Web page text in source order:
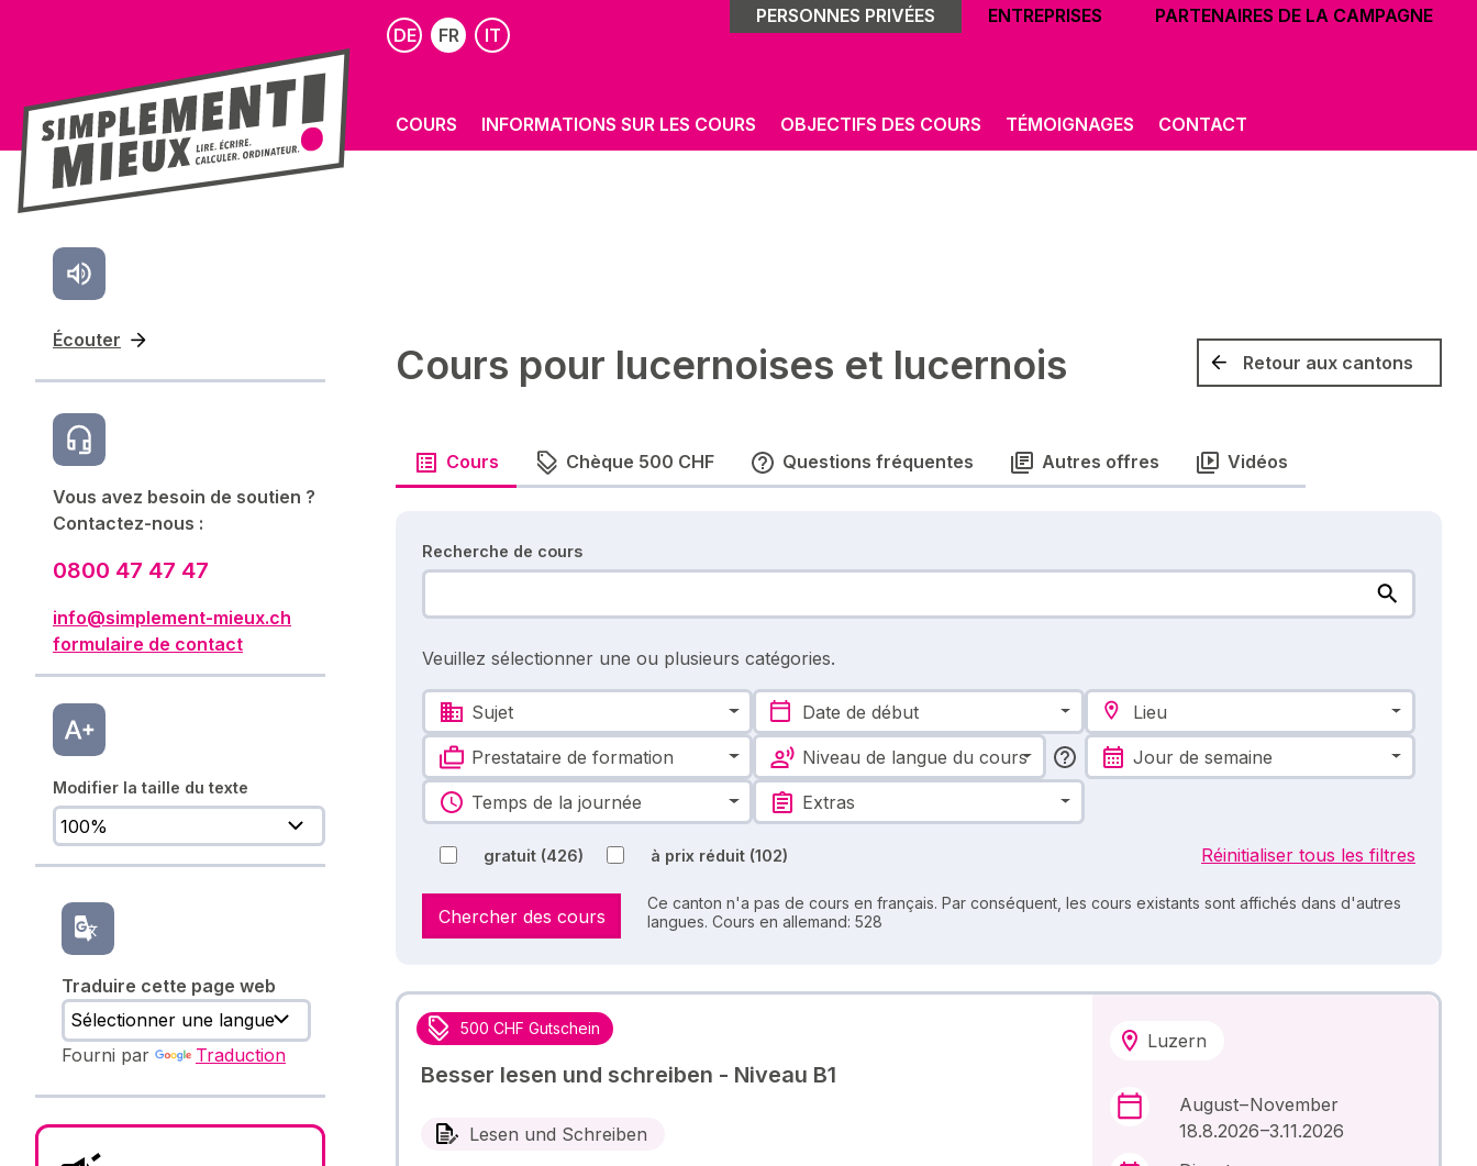
DE FR IT
PERSONNES PRIVÉES ENTREPRISES PARTENAIRES DE LA CAMPAGNE
COURS INFORMATIONS SUR LES COURS OBJECTIFS DES COURS TÉMOIGNAGES CONTACT
Écouter
Cours pour lucernoises et lucernois Retour aux cantons
Vous avez besoin de soutien ?
Contactez-nous :
0800 47 47 47
info@simplement-mieux.ch
formulaire de contact
Modifier la taille du texte
Traduire cette page web
Fourni par Traduction
Cours Chèque 500 CHF Questions fréquentes Autres offres Vidéos
Recherche de cours
Veuillez sélectionner une ou plusieurs catégories.
Sujet Date de début Lieu
Prestataire de formation Niveau de langue du cours Jour de semaine
Temps de la journée Extras
gratuit (426) à prix réduit (102) Réinitialiser tous les filtres
Chercher des cours
Ce canton n'a pas de cours en français. Par conséquent, les cours existants sont affichés dans d'autres
langues. Cours en allemand: 528
500 CHF Gutschein
Besser lesen und schreiben - Niveau B1
Lesen und Schreiben
Luzern
August – November
18.8.2026 –3.11.2026